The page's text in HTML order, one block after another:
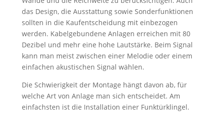
das Design, die Ausstattung sowie Sonderfunktionen
sollten in die Kaufentscheidung mit einbezogen
werden. Kabelgebundene Anlagen erreichen mit 80
Dezibel und mehr eine hohe Lautstärke. Beim Signal
kann man meist zwischen einer Melodie oder einem
einfachen akustischen Signal wählen.
Die Schwierigkeit der Montage hängt davon ab, für
welche Art von Anlage man sich entscheidet. Am
einfachsten ist die Installation einer Funktürklingel.